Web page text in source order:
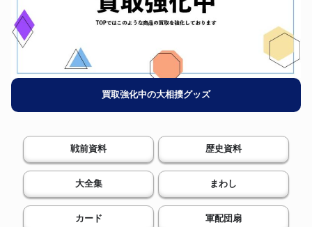
買取強化中の大相撲グッズ
戦前資料 歴史資料
大全集 まわし
カード 軍配団扇